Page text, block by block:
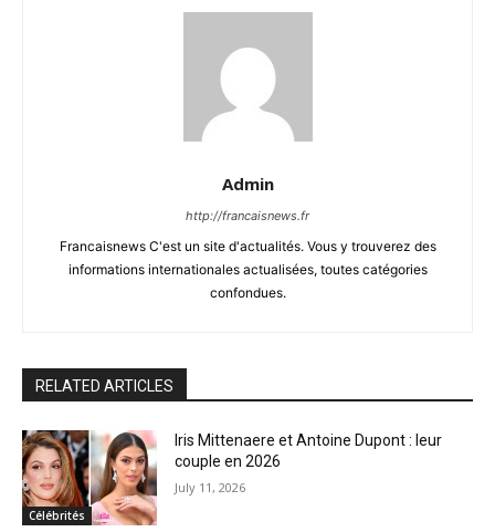
Admin
http://francaisnews.fr
Francaisnews C'est un site d'actualités. Vous y trouverez des
informations internationales actualisées, toutes catégories
confondues.
RELATED ARTICLES
Célébrités
Iris Mittenaere et Antoine Dupont : leur
couple en 2026
July 11, 2026